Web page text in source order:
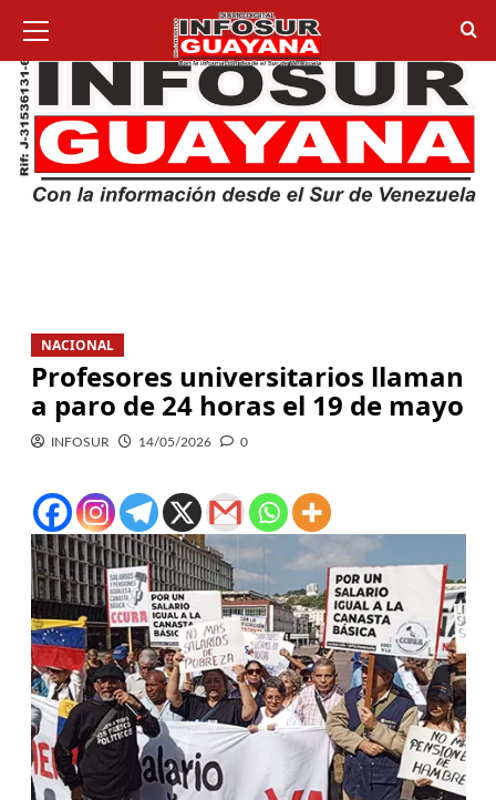
NACIONAL
Profesores universitarios llaman
a paro de 24 horas el 19 de mayo
INFOSUR 14/05/2026 0